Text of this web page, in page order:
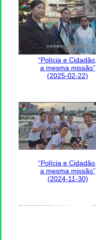
“Polícia e Cidadão,
a mesma missão”
(2025-02-22)
“Polícia e Cidadão,
a mesma missão”
(2024-11-30)